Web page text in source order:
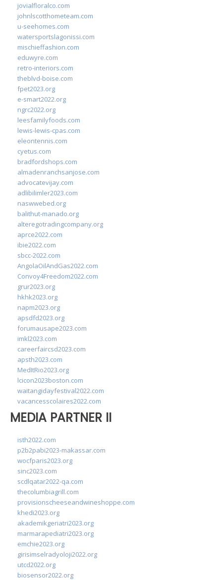
jovialfloralco.com
johnlscotthometeam.com
u-seehomes.com
watersportslagonissi.com
mischieffashion.com
eduwyre.com
retro-interiors.com
theblvd-boise.com
fpet2023.org
e-smart2022.org
ngrc2022.org
leesfamilyfoods.com
lewis-lewis-cpas.com
eleontennis.com
cyetus.com
bradfordshops.com
almadenranchsanjose.com
advocatevijay.com
adlibilimler2023.com
naswwebed.org
balithut-manado.org
alteregotradingcompany.org
aprce2022.com
ibie2022.com
sbcc-2022.com
AngolaOilAndGas2022.com
Convoy4Freedom2022.com
grur2023.org
hkhk2023.org
napm2023.org
apsdfd2023.org
forumausape2023.com
imkl2023.com
careerfaircsd2023.com
apsth2023.com
MedItRio2023.org
lcicon2023boston.com
waitangidayfestival2022.com
vacancesscolaires2022.com
MEDIA PARTNER II
isth2022.com
p2b2pabi2023-makassar.com
wocfparis2023.org
sinc2023.com
scdlqatar2022-qa.com
thecolumbiagrill.com
provisionscheeseandwineshoppe.com
khedi2023.org
akademikgeriatri2023.org
marmarapediatri2023.org
emchie2023.org
girisimselradyoloji2022.org
utcd2022.org
biosensor2022.org